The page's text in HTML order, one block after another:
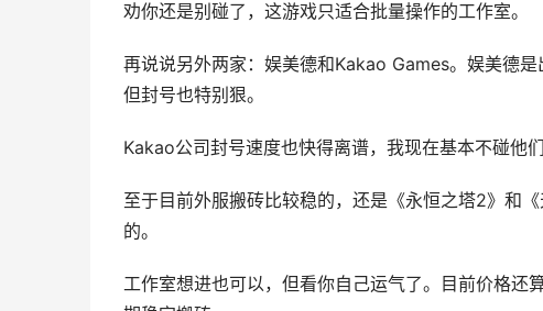
劝你还是别碰了，这游戏只适合批量操作的工作室。
再说说另外两家：娱美德和Kakao Games。娱美德是
但封号也特别狠。
Kakao公司封号速度也快得离谱，我现在基本不碰他
至于目前外服搬砖比较稳的，还是《永恒之塔2》和《
的。
工作室想进也可以，但看你自己运气了。目前价格还